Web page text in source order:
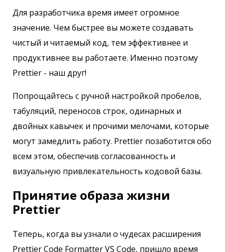
Для разработчика время имеет огромное
значение. Чем быстрее вы можете создавать
чистый и читаемый код, тем эффективнее и
продуктивнее вы работаете. Именно поэтому
Prettier - наш друг!
Попрощайтесь с ручной настройкой пробелов,
табуляций, переносов строк, одинарных и
двойных кавычек и прочими мелочами, которые
могут замедлить работу. Prettier позаботится обо
всем этом, обеспечив согласованность и
визуальную привлекательность кодовой базы.
Принятие образа жизни
Prettier
Теперь, когда вы узнали о чудесах расширения
Prettier Code Formatter VS Code, пришло время